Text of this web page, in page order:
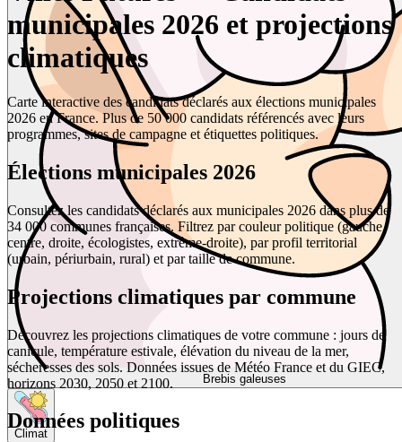
Brebis galeuses
Climat
municipales 2026 et projections
climatiques
Carte interactive des candidats déclarés aux élections municipales
2026 en France. Plus de 50 000 candidats référencés avec leurs
programmes, sites de campagne et étiquettes politiques.
Élections municipales 2026
Consultez les candidats déclarés aux municipales 2026 dans plus de
34 000 communes françaises. Filtrez par couleur politique (gauche,
centre, droite, écologistes, extrême-droite), par profil territorial
(urbain, périurbain, rural) et par taille de commune.
Projections climatiques par commune
Découvrez les projections climatiques de votre commune : jours de
canicule, température estivale, élévation du niveau de la mer,
sécheresses des sols. Données issues de Météo France et du GIEC,
horizons 2030, 2050 et 2100.
Données politiques